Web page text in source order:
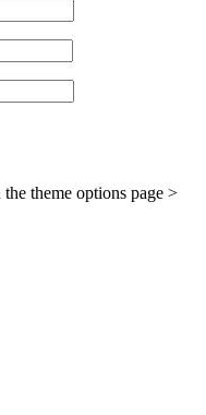
theme options page >